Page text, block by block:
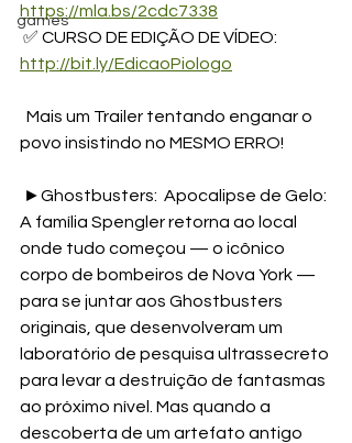
games
https://mla.bs/2cdc7338
✅ CURSO DE EDIÇÃO DE VÍDEO:
http://bit.ly/EdicaoPiologo
povo insistindo no MESMO ERRO!
A família Spengler retorna ao local
onde tudo começou — o icônico
corpo de bombeiros de Nova York —
para se juntar aos Ghostbusters
originais, que desenvolveram um
laboratório de pesquisa ultrassecreto
para levar a destruição de fantasmas
ao próximo nível. Mas quando a
descoberta de um artefato antigo